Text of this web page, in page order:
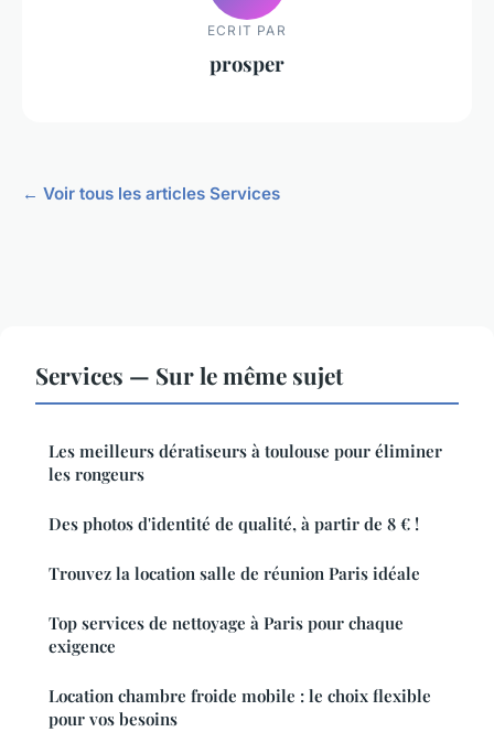
ECRIT PAR
prosper
← Voir tous les articles Services
Services — Sur le même sujet
Les meilleurs dératiseurs à toulouse pour éliminer
les rongeurs
Des photos d'identité de qualité, à partir de 8 € !
Trouvez la location salle de réunion Paris idéale
Top services de nettoyage à Paris pour chaque
exigence
Location chambre froide mobile : le choix flexible
pour vos besoins